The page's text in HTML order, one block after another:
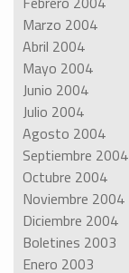
Marzo 2004
Abril 2004
Mayo 2004
Junio 2004
Julio 2004
Agosto 2004
Septiembre 2004
Octubre 2004
Noviembre 2004
Diciembre 2004
Boletines 2003
Enero 2003